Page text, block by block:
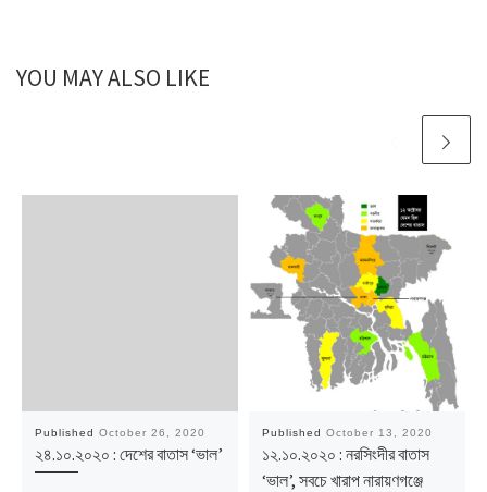
YOU MAY ALSO LIKE
Published October 26, 2020
২৪.১০.২০২০ : দেশের বাতাস ‘ভাল’
Published October 13, 2020
১২.১০.২০২০ : নরসিংদীর বাতাস
‘ভাল’, সবচে খারাপ নারায়ণগঞ্জে